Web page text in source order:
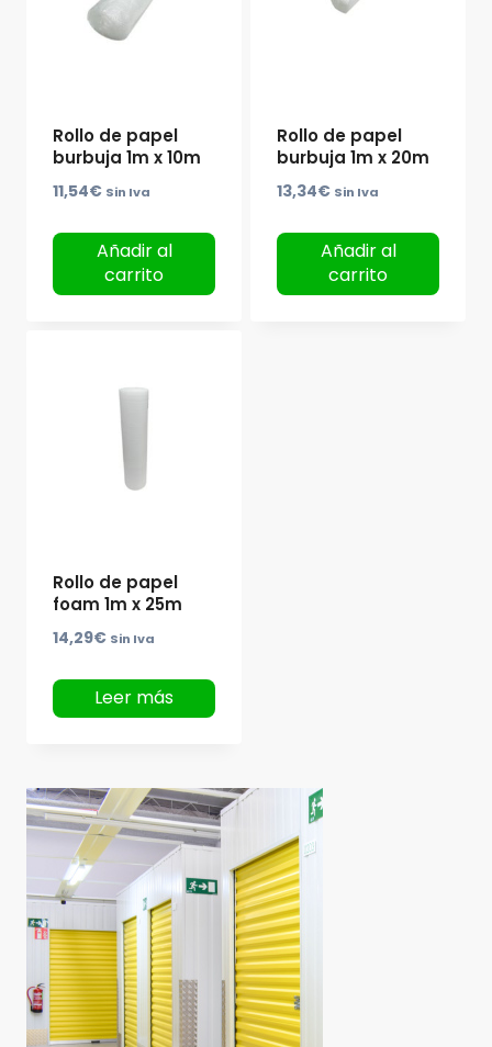
Rollo de papel
burbuja 1m x 10m
11,54€ Sin Iva
Añadir al
carrito
Rollo de papel
burbuja 1m x 20m
13,34€ Sin Iva
Añadir al
carrito
Rollo de papel
foam 1m x 25m
14,29€ Sin Iva
Leer más